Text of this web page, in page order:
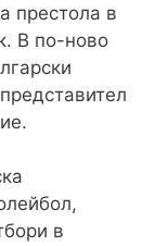
престола в
В по-ново
в